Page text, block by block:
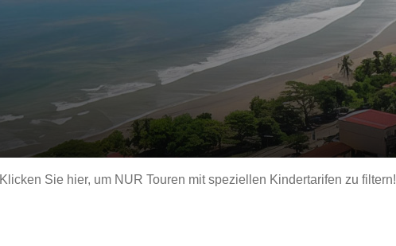
Klicken Sie hier, um NUR Touren mit speziellen Kindertarifen zu filtern!